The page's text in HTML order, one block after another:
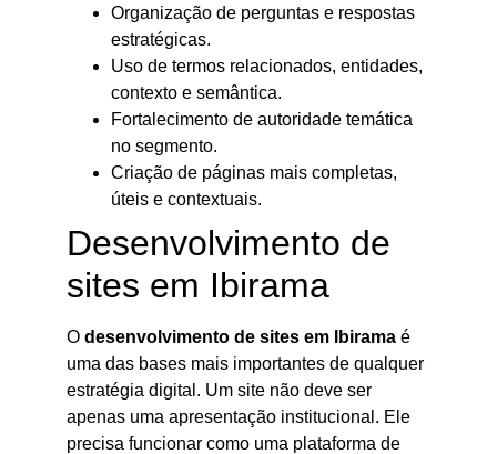
Organização de perguntas e respostas
estratégicas.
Uso de termos relacionados, entidades,
contexto e semântica.
Fortalecimento de autoridade temática
no segmento.
Criação de páginas mais completas,
úteis e contextuais.
Desenvolvimento de
sites em Ibirama
O desenvolvimento de sites em Ibirama é
uma das bases mais importantes de qualquer
estratégia digital. Um site não deve ser
apenas uma apresentação institucional. Ele
precisa funcionar como uma plataforma de